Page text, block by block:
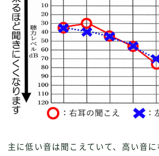
主に低い音は聞こえていて、高い音に